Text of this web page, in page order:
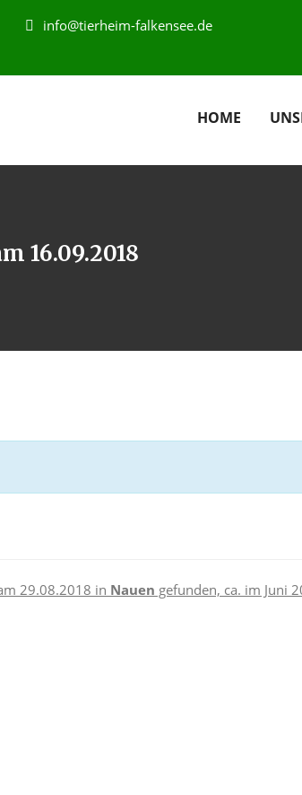
info@tierheim-falkensee.de
HOME
16.09.2018
29.08.2018 in Nauen gefunden, ca. im Juni